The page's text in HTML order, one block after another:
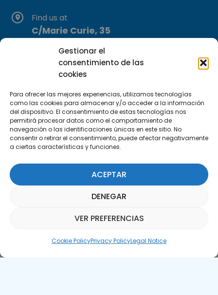
Gestionar el
consentimiento de las
cookies
Para ofrecer las mejores experiencias, utilizamos tecnologías
como las cookies para almacenar y/o acceder a la información
del dispositivo. El consentimiento de estas tecnologías nos
permitirá procesar datos como el comportamiento de
navegación o las identificaciones únicas en este sitio. No
consentir o retirar el consentimiento, puede afectar negativamente
a ciertas características y funciones.
ACEPTAR
DENEGAR
VER PREFERENCIAS
Cookie PolicyPrivacy PolicyLegal Notice
Find us at
C/Marie Curie, 35
Subscribe to our Newsletter
SUBSCRIBE HERE